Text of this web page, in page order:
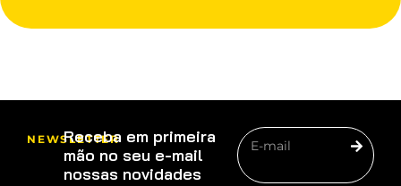
NEWSLETTER
Receba em primeira
mão no seu e-mail
nossas novidades